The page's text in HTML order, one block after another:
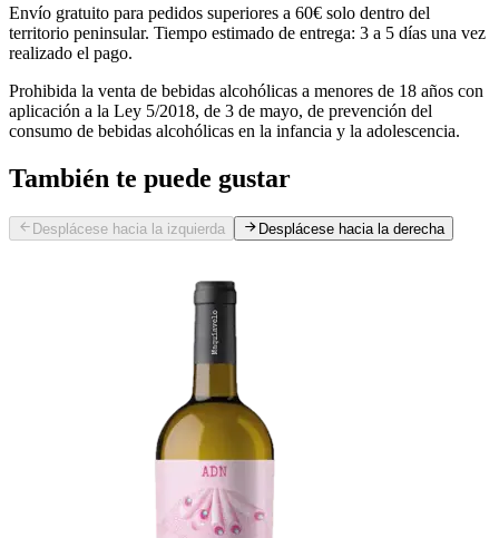
Envío gratuito para pedidos superiores a 60€ solo dentro del
territorio peninsular. Tiempo estimado de entrega: 3 a 5 días una vez
realizado el pago.
Prohibida la venta de bebidas alcohólicas a menores de 18 años con
aplicación a la Ley 5/2018, de 3 de mayo, de prevención del
consumo de bebidas alcohólicas en la infancia y la adolescencia.
También te puede gustar
Desplácese hacia la izquierda Desplácese hacia la derecha